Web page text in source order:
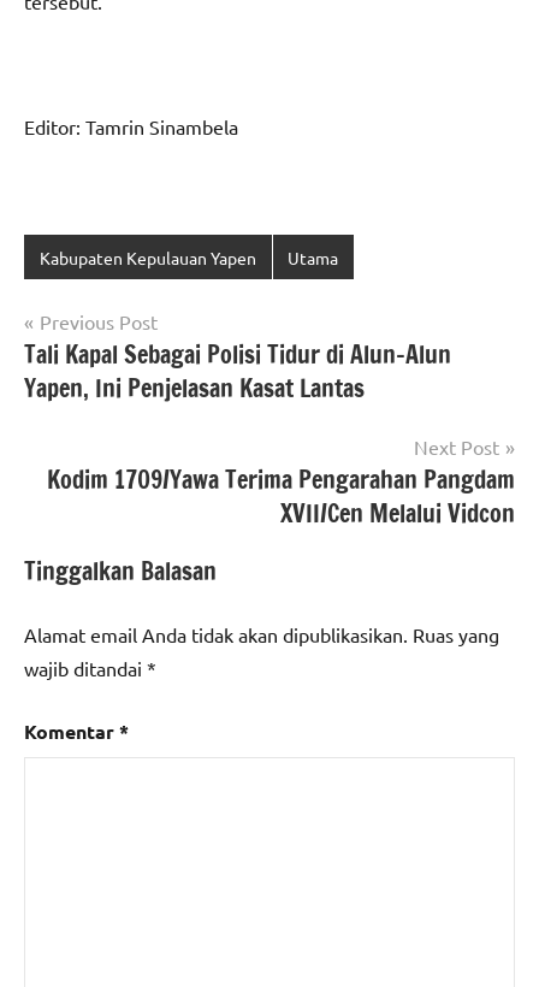
Editor: Tamrin Sinambela
Kabupaten Kepulauan Yapen Utama
Navigasi
pos
Previous Post
Tali Kapal Sebagai Polisi Tidur di Alun-Alun
Yapen, Ini Penjelasan Kasat Lantas
Next Post
Kodim 1709/Yawa Terima Pengarahan Pangdam
XVII/Cen Melalui Vidcon
Tinggalkan Balasan
Alamat email Anda tidak akan dipublikasikan. Ruas yang
wajib ditandai *
Komentar*